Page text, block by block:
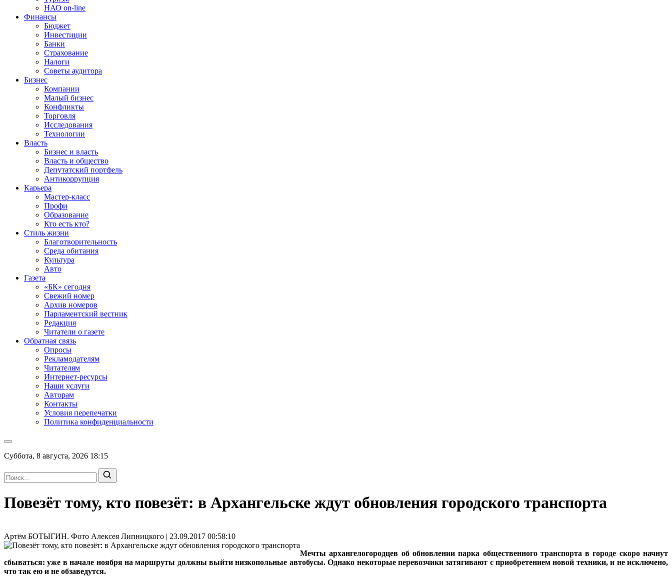
НАО on-line
Финансы
Бюджет
Инвестиции
Банки
Страхование
Налоги
Советы аудитора
Бизнес
Компании
Малый бизнес
Конфликты
Торговля
Исследования
Технологии
Власть
Бизнес и власть
Власть и общество
Депутатский портфель
Антикоррупция
Карьера
Мастер-класс
Профи
Образование
Кто есть кто?
Стиль жизни
Благотворительность
Среда обитания
Культура
Авто
Газета
«БК» сегодня
Свежий номер
Архив номеров
Парламентский вестник
Редакция
Читатели о газете
Обратная связь
Опросы
Рекламодателям
Читателям
Интернет-ресурсы
Наши услуги
Авторам
Контакты
Условия перепечатки
Политика конфиденциальности
Суббота, 8 августа, 2026 18:15
Повезёт тому, кто повезёт: в Архангельске ждут обновления городского транспорта
Артём БОТЫГИН. Фото Алексея Липницкого | 23.09.2017 00:58:10
Мечты архангелогородцев об обновлении парка общественного транспорта в городе скоро начнут
сбываться: уже в начале ноября на маршруты должны выйти низкопольные автобусы. Однако некоторые перевозчики затягивают с приобретением новой техники, и не исключено,
что так ею и не обзаведутся.